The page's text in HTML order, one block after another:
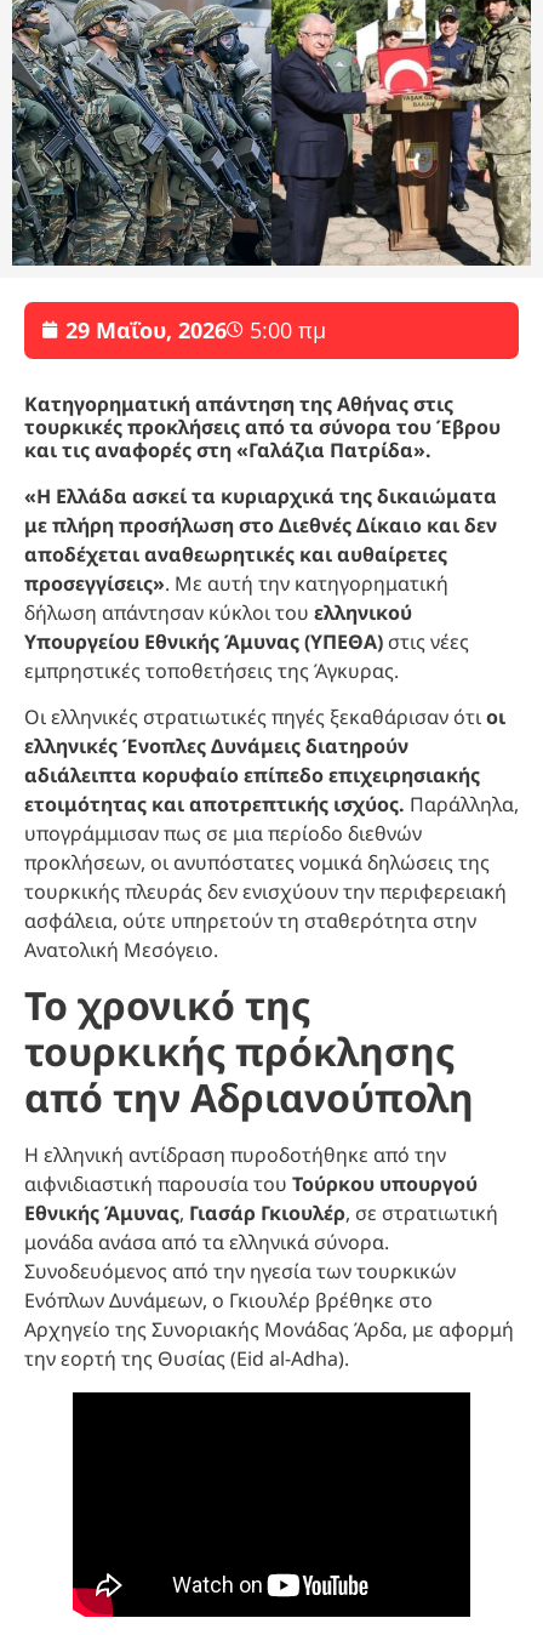
29 Μαΐου, 2026 5:00 πμ
Κατηγορηματική απάντηση της Αθήνας στις
τουρκικές προκλήσεις από τα σύνορα του Έβρου
και τις αναφορές στη «Γαλάζια Πατρίδα».
«Η Ελλάδα ασκεί τα κυριαρχικά της δικαιώματα
με πλήρη προσήλωση στο Διεθνές Δίκαιο καιδεν
αποδέχεται αναθεωρητικές και αυθαίρετες
προσεγγίσεις». Με αυτή την κατηγορηματική
δήλωση απάντησαν κύκλοι του ελληνικού
Υπουργείου Εθνικής Άμυνας (ΥΠΕΘΑ) στις νέες
εμπρηστικές τοποθετήσεις της Άγκυρας.
Οι ελληνικές στρατιωτικές πηγές ξεκαθάρισαν ότιοι
ελληνικές Ένοπλες Δυνάμεις διατηρούν
αδιάλειπτα κορυφαίο επίπεδο επιχειρησιακής
ετοιμότητας και αποτρεπτικής ισχύος. Παράλληλα,
υπογράμμισαν πως σε μια περίοδο διεθνών
προκλήσεων, οι ανυπόστατες νομικά δηλώσεις της
τουρκικής πλευράς δεν ενισχύουν την περιφερειακή
ασφάλεια, ούτε υπηρετούν τη σταθερότητα στην
Ανατολική Μεσόγειο.
Το χρονικό της
τουρκικής πρόκλησης
από την Αδριανούπολη
Η ελληνική αντίδραση πυροδοτήθηκε από την
αιφνιδιαστική παρουσία του Τούρκου υπουργού
Εθνικής Άμυνας, Γιασάρ Γκιουλέρ, σε στρατιωτική
μονάδα ανάσα από τα ελληνικά σύνορα.
Συνοδευόμενος από την ηγεσία των τουρκικών
Ενόπλων Δυνάμεων, ο Γκιουλέρ βρέθηκε στο
Αρχηγείο της Συνοριακής Μονάδας Άρδα, με αφορμή
την εορτή της Θυσίας (Eid al-Adha).